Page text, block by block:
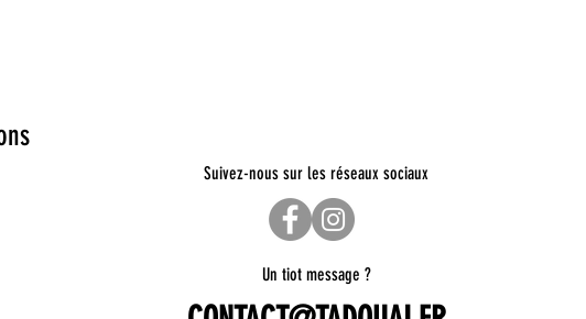
Suivez-nous sur les réseaux sociaux
Un tiot message ?